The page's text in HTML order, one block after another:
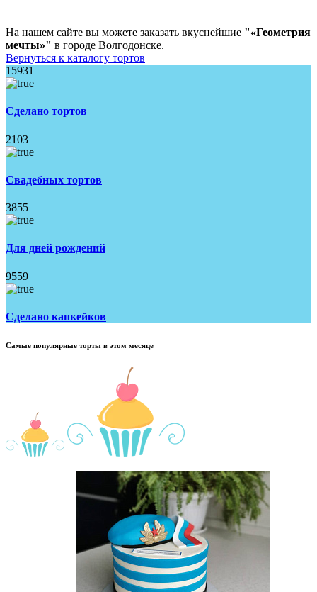
На нашем сайте вы можете заказать вкуснейшие "«Геометрия
мечты»" в городе Волгодонске.
Вернуться к каталогу тортов
15931
Сделано тортов
2103
Свадебных тортов
3855
Для дней рождений
9559
Сделано капкейков
Самые популярные торты в этом месяце